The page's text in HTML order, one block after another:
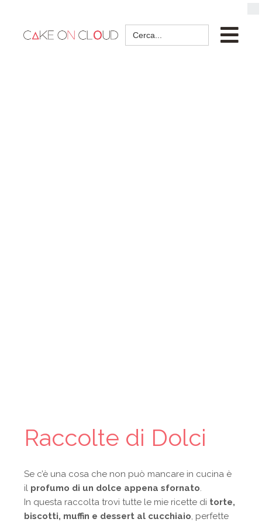
Search
for:
Raccolte di Dolci
Se c’è una cosa che non può mancare in cucina è
il profumo di un dolce appena sfornato.
In questa raccolta trovi tutte le mie ricette di torte,
biscotti, muffin e dessert al cucchiaio, perfette